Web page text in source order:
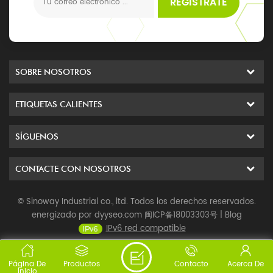
SOBRE NOSOTROS
ETIQUETAS CALIENTES
SÍGUENOS
CONTACTE CON NOSOTROS
© Sinoway Industrial co., ltd. Todos los derechos reservados.
energizado pordyyseo.com 闽ICP备18003303号| Blog
IPv6 red compatible
Página De Productos Acerca De
Contacto